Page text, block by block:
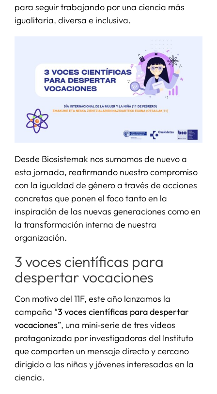
para seguir trabajando por una ciencia más
igualitaria, diversa e inclusiva.
Desde Biosistemak nos sumamos de nuevo a
esta jornada, reafirmando nuestro compromiso
con la igualdad de género a través de acciones
concretas que ponen el foco tanto en la
inspiración de las nuevas generaciones como en
la transformación interna de nuestra
organización.
3 voces científicas para
despertar vocaciones
Con motivo del 11F, este año lanzamos la
campaña “3 voces científicas para despertar
vocaciones”, una mini‑serie de tres vídeos
protagonizada por investigadoras del Instituto
que comparten un mensaje directo y cercano
dirigido a las niñas y jóvenes interesadas en la
ciencia.